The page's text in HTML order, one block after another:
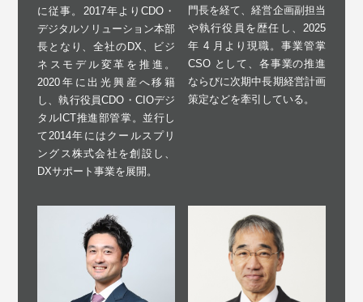
に従事。2017年よりCDO・
デジタルソリューション本部
⾧となり、全社のDX、ビジ
ネスモデル変革を推進。
2020年に出光興産へ移籍
し、執行役員CDO・CIOデジ
タルICT推進部管掌。並行し
て2014年にはクールスプリ
ングス株式会社を創設し、
DXサポート事業を展開。
門長を経て、経営企画副担当
や執行役員を歴任し、2025
年 4 月より現職。事業管掌
CSO として、各事業の推進
ならびに次期中長期経営計画
策定などを牽引している。